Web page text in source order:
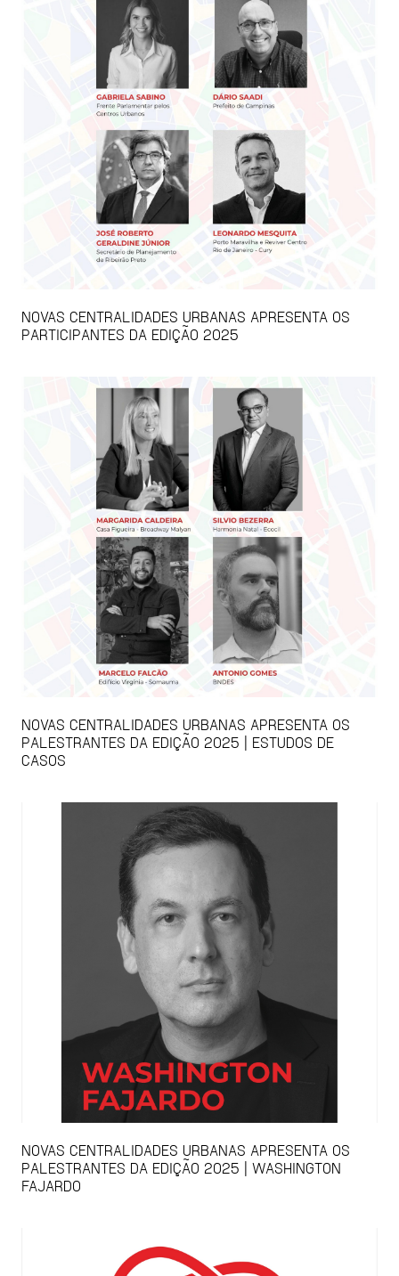
NOVAS CENTRALIDADES URBANAS APRESENTA OS
PARTICIPANTES DA EDIÇÃO 2025
NOVAS CENTRALIDADES URBANAS APRESENTA OS
PALESTRANTES DA EDIÇÃO 2025 | ESTUDOS DE
CASOS
NOVAS CENTRALIDADES URBANAS APRESENTA OS
PALESTRANTES DA EDIÇÃO 2025 | WASHINGTON
FAJARDO